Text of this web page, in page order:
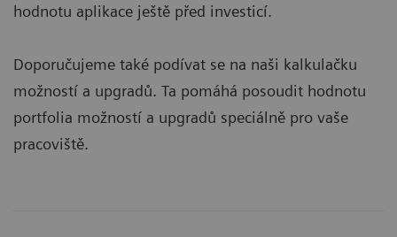
hodnotu aplikace ještě před investicí.
Doporučujeme také podívat se na naši kalkulačku
možností a upgradů. Ta pomáhá posoudit hodnotu
portfolia možností a upgradů speciálně pro vaše
pracoviště.